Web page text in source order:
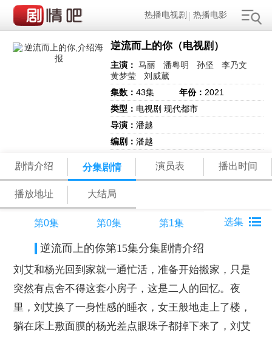
热播电视剧 热播电影
逆流而上的你（电视剧）
主演： 马丽 潘粤明 孙坚
李乃文
黄梦莹
刘威葳
集数：43集 年份： 2021
类型： 电视剧 现代都市
导演：潘越
编剧：潘越
剧情介绍 分集剧情 演员表 播出时间
播放地址 大结局
第0集 第0集 第1集
逆流而上的你第15集分集剧情介绍
刘艾和杨光回到家就一通忙活，准备开始搬家，只是
突然有点舍不得这套小房子，这是二人的回忆。夜
里，刘艾换了一身性感的睡衣，女王般地走上了楼，
躺在床上敷面膜的杨光差点眼珠子都掉下来了，刘艾